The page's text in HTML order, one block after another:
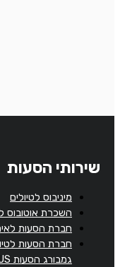
שירותי הסעות
מיניבוס לטיולים
השכרת אוטובוס
חברת הסעות
חברת הסעות
גמבורג הסעות RENT A BUS ישראל